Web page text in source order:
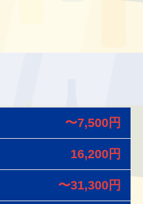
〜7,500円
16,200円
〜31,300円